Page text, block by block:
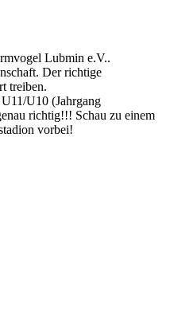
Lubmin e.V..
Der richtige
treiben.
U10 (Jahrgang
richtig!!! Schau zu einem
vorbei!